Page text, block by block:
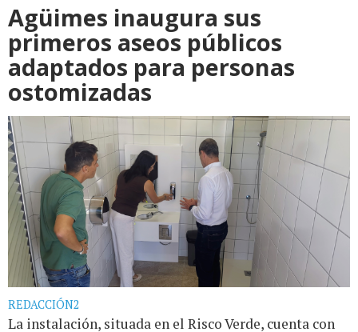
Agüimes inaugura sus
primeros aseos públicos
adaptados para personas
ostomizadas
REDACCIÓN2
La instalación, situada en el Risco Verde, cuenta con